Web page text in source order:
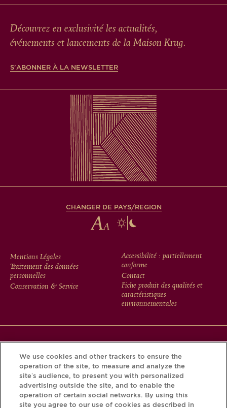
Découvrez en exclusivité les actualités,
événements et lancements de la Maison Krug.
S'ABONNER À LA NEWSLETTER
CHANGER DE PAYS/REGION
FOOTER
MENU
Mentions Légales
Traitement des données
personnelles
Conservation & Service
Accessibilité : partiellement
conforme
Contact
Fiche produit des qualités et
caractéristiques
environnementales
votre bouteille grâce au Krug iD.
We use cookies and other trackers to ensure the
operation of the site, to measure and analyze the
site’s audience, to present you with personalized
advertising outside the site, and to enable the
operation of certain social networks. By using this
site you agree to our use of cookies as described in